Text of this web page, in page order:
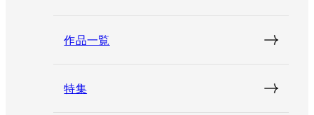
作品一覧
特集